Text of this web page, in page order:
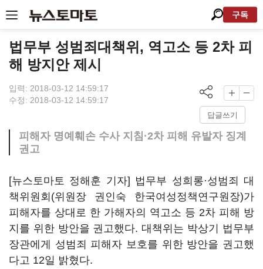
구독
법무부 성범죄대책위, 역고소 등 2차 피
해 방지안 제시
입력: 2018-03-12 14:59:17
수정: 2018-03-12 14:59:17
답글쓰기
피해자 명예훼손 수사 지침·2차 피해 유발자 징계
권고
[뉴스토마토 정해훈 기자] 법무부 성희롱·성범죄 대
책위원회(위원장 권인숙 한국여성정책연구원장)가
피해자를 상대로 한 가해자의 역고소 등 2차 피해 방
지를 위한 방안을 권고했다. 대책위는 박상기 법무부
장관에게 성범죄 피해자 보호를 위한 방안을 권고했
다고 12일 밝혔다.